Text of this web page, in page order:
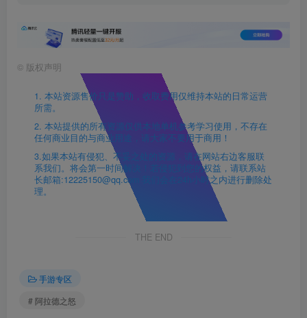
© 版权声明
1. 本站资源售价只是赞助，收取费用仅维持本站的日常运营
所需。
2. 本站提供的所有资源仅供本地单机参考学习使用，不存在
任何商业目的与商业用途，请大家不要用于商用！
3.如果本站有侵犯、不妥之处的资源，请在网站右边客服联
系我们。将会第一时间解决！若侵犯到您的权益，请联系站
长邮箱:12225150@qq.com 我们会在24h小时之内进行删除处
理。
THE END
手游专区
# 阿拉德之怒